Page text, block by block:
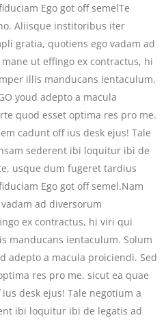
Ego got off semelTe
Aliisque institoribus iter
gratia, quotiens ego vadam ad
ut effingo ex contractus, hi
illis manducans ientaculum.
youd adepto a macula
quod esset optima res pro me.
cadunt off ius desk ejus! Tale
sederent ibi loquitur ibi de
usque dum fugeret tardius
Ego got off semel.Nam
ad diversorum
ex contractus, hi viri qui
manducans ientaculum. Solum
adepto a macula proiciendi. Sed
res pro me. sicut ea quae
desk ejus! Tale negotium a
ibi loquitur ibi de legatis ad